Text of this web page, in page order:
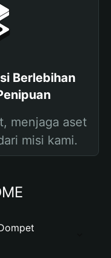
Berlebihan
menjaga aset
misi kami.